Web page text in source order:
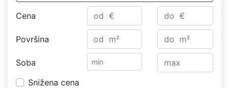
Cena
Površina
Soba
Snižena cena